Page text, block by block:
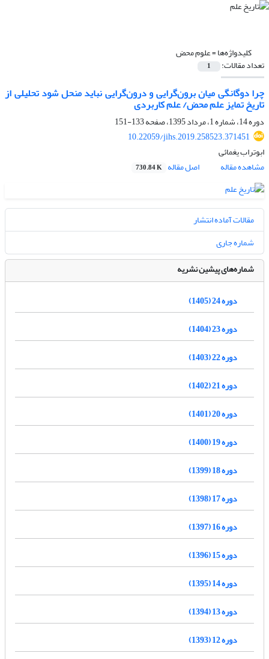
کلیدواژه‌ها =علوم محض
تعداد مقالات: 1
چرا دوگانگی میان برون‌گرایی و درون‌گرایی نباید منحل شود تحلیلی از
تاریخ تمایز علم محض/ علم کاربردی
دوره 14، شماره 1، مرداد 1395، صفحه
133-151
10.22059/jihs.2019.258523.371451
ابوتراب یغمائی
مشاهده مقاله
اصل مقاله 730.84 K
مقالات آماده انتشار
شماره جاری
شماره‌های پیشین نشریه
دوره 24 (1405)
دوره 23 (1404)
دوره 22 (1403)
دوره 21 (1402)
دوره 20 (1401)
دوره 19 (1400)
دوره 18 (1399)
دوره 17 (1398)
دوره 16 (1397)
دوره 15 (1396)
دوره 14 (1395)
دوره 13 (1394)
دوره 12 (1393)